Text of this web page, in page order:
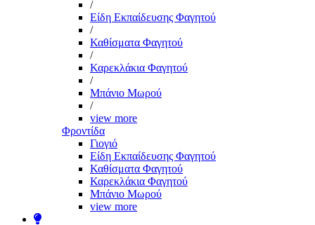
/
Είδη Εκπαίδευσης Φαγητού
/
Καθίσματα Φαγητού
/
Καρεκλάκια Φαγητού
/
Μπάνιο Μωρού
/
view more
Φροντίδα
Γιογιό
Είδη Εκπαίδευσης Φαγητού
Καθίσματα Φαγητού
Καρεκλάκια Φαγητού
Μπάνιο Μωρού
view more